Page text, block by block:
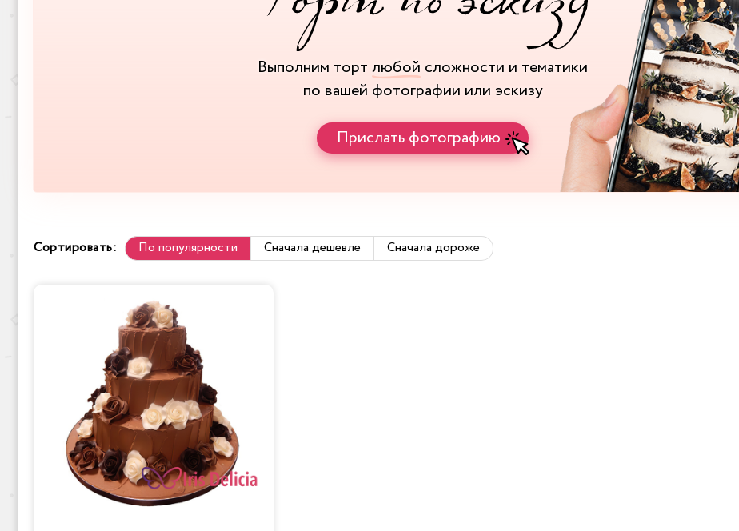
Выполним торт любой сложности и тематики
по вашей фотографии или эскизу
Прислать фотографию
Сортировать: По популярности Сначала дешевле Сначала дороже